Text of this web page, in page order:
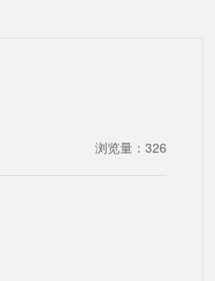
浏览量： 326